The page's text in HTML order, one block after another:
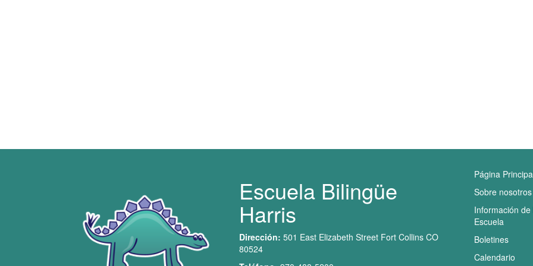
Escuela Bilingüe
Harris
Dirección: 501 East Elizabeth Street Fort Collins CO
80524
Página
Sobre nosotros
Información de
Escuela
Boletines
Calendario